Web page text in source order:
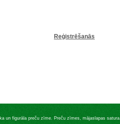
Reģistrēšanās
un figurāla preču zīme. Preču zīmes, mājaslapas